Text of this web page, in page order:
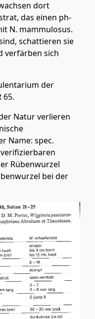
dort
das einen ph-
N. mammulosus.
schattieren sie
verfärben sich
der
65.
Natur verlieren
Name: spec.
Rübenwurzel
bei der